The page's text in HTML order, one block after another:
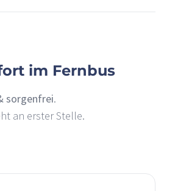
im Fernbus
sorgenfrei.
an erster Stelle.